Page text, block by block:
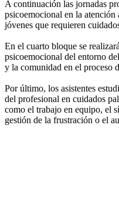
A continuación las jornadas
psicoemocional en la atención
jóvenes que requieren
En el cuarto bloque se
psicoemocional del entorno
y la comunidad en el proceso
Por último, los asistentes
del profesional en cuidados
como el trabajo en equipo, el
gestión de la frustración o el